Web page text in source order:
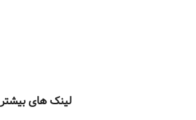
لینک های بیشتر